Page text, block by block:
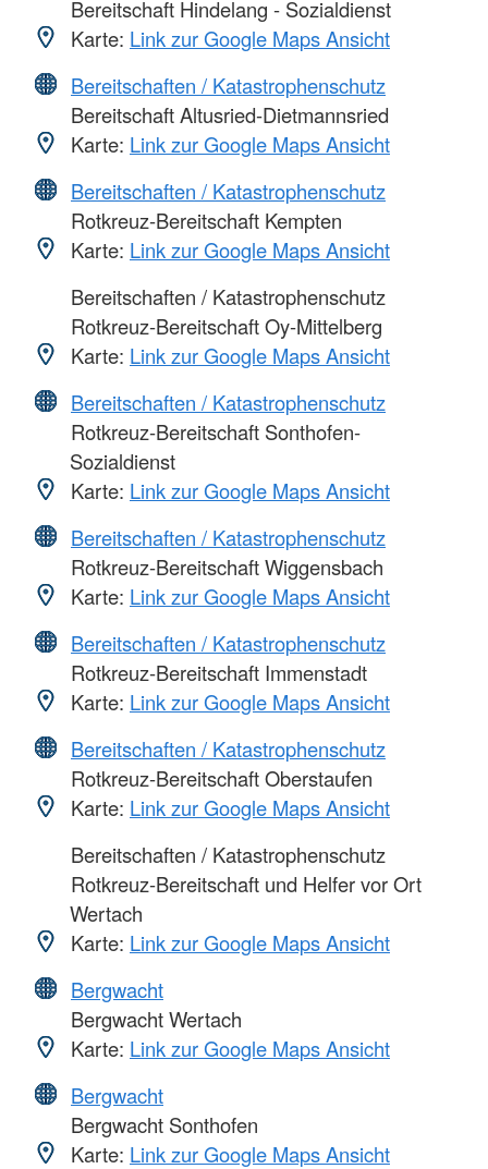
Bereitschaft Hindelang - Sozialdienst
Karte: Link zur Google Maps Ansicht
Bereitschaften / Katastrophenschutz
Bereitschaft Altusried-Dietmannsried
Karte: Link zur Google Maps Ansicht
Bereitschaften / Katastrophenschutz
Rotkreuz-Bereitschaft Kempten
Karte: Link zur Google Maps Ansicht
Bereitschaften / Katastrophenschutz
Rotkreuz-Bereitschaft Oy-Mittelberg
Karte: Link zur Google Maps Ansicht
Bereitschaften / Katastrophenschutz
Rotkreuz-Bereitschaft Sonthofen-
Sozialdienst
Karte: Link zur Google Maps Ansicht
Bereitschaften / Katastrophenschutz
Rotkreuz-Bereitschaft Wiggensbach
Karte: Link zur Google Maps Ansicht
Bereitschaften / Katastrophenschutz
Rotkreuz-Bereitschaft Immenstadt
Karte: Link zur Google Maps Ansicht
Bereitschaften / Katastrophenschutz
Rotkreuz-Bereitschaft Oberstaufen
Karte: Link zur Google Maps Ansicht
Bereitschaften / Katastrophenschutz
Rotkreuz-Bereitschaft und Helfer vor Ort
Wertach
Karte: Link zur Google Maps Ansicht
Bergwacht
Bergwacht Wertach
Karte: Link zur Google Maps Ansicht
Bergwacht
Bergwacht Sonthofen
Karte: Link zur Google Maps Ansicht